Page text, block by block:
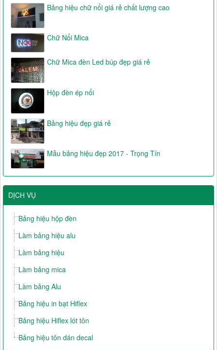
Bảng hiệu chữ nổi giá rẻ chất lượng cao
Chữ Nổi Mica
Chữ Mica đèn Led búp đẹp giá rẻ
Hộp đèn ép nổi
Bảng hiệu đẹp giá rẻ
Mẫu bảng hiệu đẹp 2017 - Trọng Tín
DỊCH VỤ
Bảng hiệu hộp đèn
Làm bảng hiệu alu
Làm bảng hiệu
Làm bảng mica
Làm bảng Alu
Bảng hiệu in bạt Hiflex
Bảng hiệu Hiflex lót tôn
Bảng hiệu tôn dán decal